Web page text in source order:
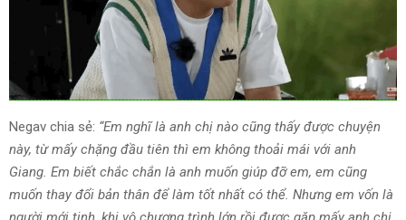
Negav chia sẻ: “Em nghĩ là anh chị nào cũng thấy được chuyện
này, từ mấy chặng đầu tiên thì em không thoải mái với anh
Giang. Em biết chắc chắn là anh muốn giúp đỡ em, em cũng
muốn thay đổi bản thân để làm tốt nhất có thể. Nhưng em vốn là